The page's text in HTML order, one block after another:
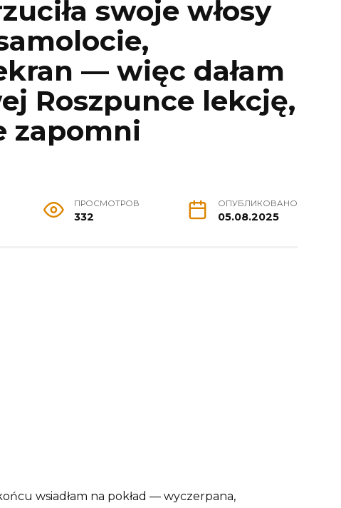
swoje włosy
— więc dałam
Roszpunce lekcję,
zapomni
ПРОСМОТРОВ
332
ОПУБЛИКОВАНО
05.08.2025
wsiadłam na pokład — wyczerpana,